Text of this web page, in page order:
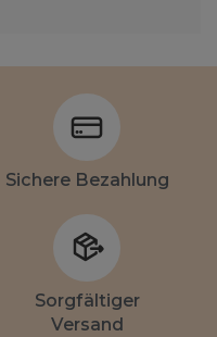
Sichere Bezahlung
Sorgfältiger
Versand